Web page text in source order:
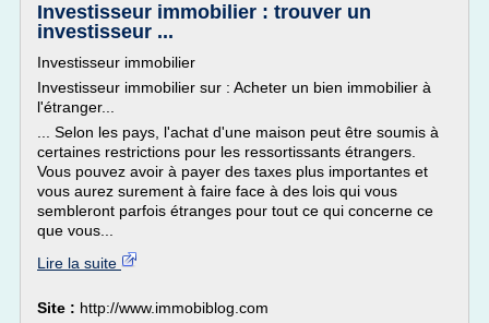
Investisseur immobilier : trouver un
investisseur ...
Investisseur immobilier
Investisseur immobilier sur : Acheter un bien immobilier à
l'étranger...
... Selon les pays, l'achat d'une maison peut être soumis à
certaines restrictions pour les ressortissants étrangers.
Vous pouvez avoir à payer des taxes plus importantes et
vous aurez surement à faire face à des lois qui vous
sembleront parfois étranges pour tout ce qui concerne ce
que vous...
Lire la suite
Site : http://www.immobiblog.com